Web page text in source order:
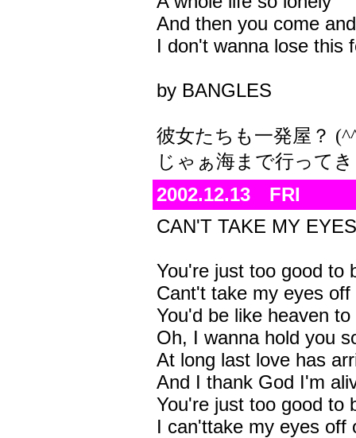
And then you come
I don't wanna lose this
by BANGLES
彼女たちも一発屋？
じゃぁ海まで行って
2002.12.13 FRI
CAN'T TAKE MY
You're just too good to
Cant't take my eyes off
You'd be like heaven to
Oh, I wanna hold you
At long last love has
And I thank God I'm
You're just too good to
I can'ttake my eyes off